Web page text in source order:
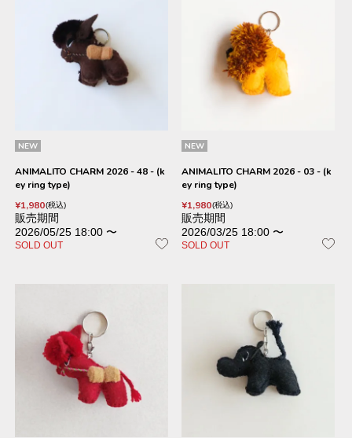
NEW
ANIMALITO CHARM 2026 - 48 - (k
ey ring type)
¥1,980 税込
販売期間
2026/05/25 18:00 〜
SOLD OUT
NEW
ANIMALITO CHARM 2026 - 03 - (k
ey ring type)
¥1,980 税込
販売期間
2026/03/25 18:00 〜
SOLD OUT